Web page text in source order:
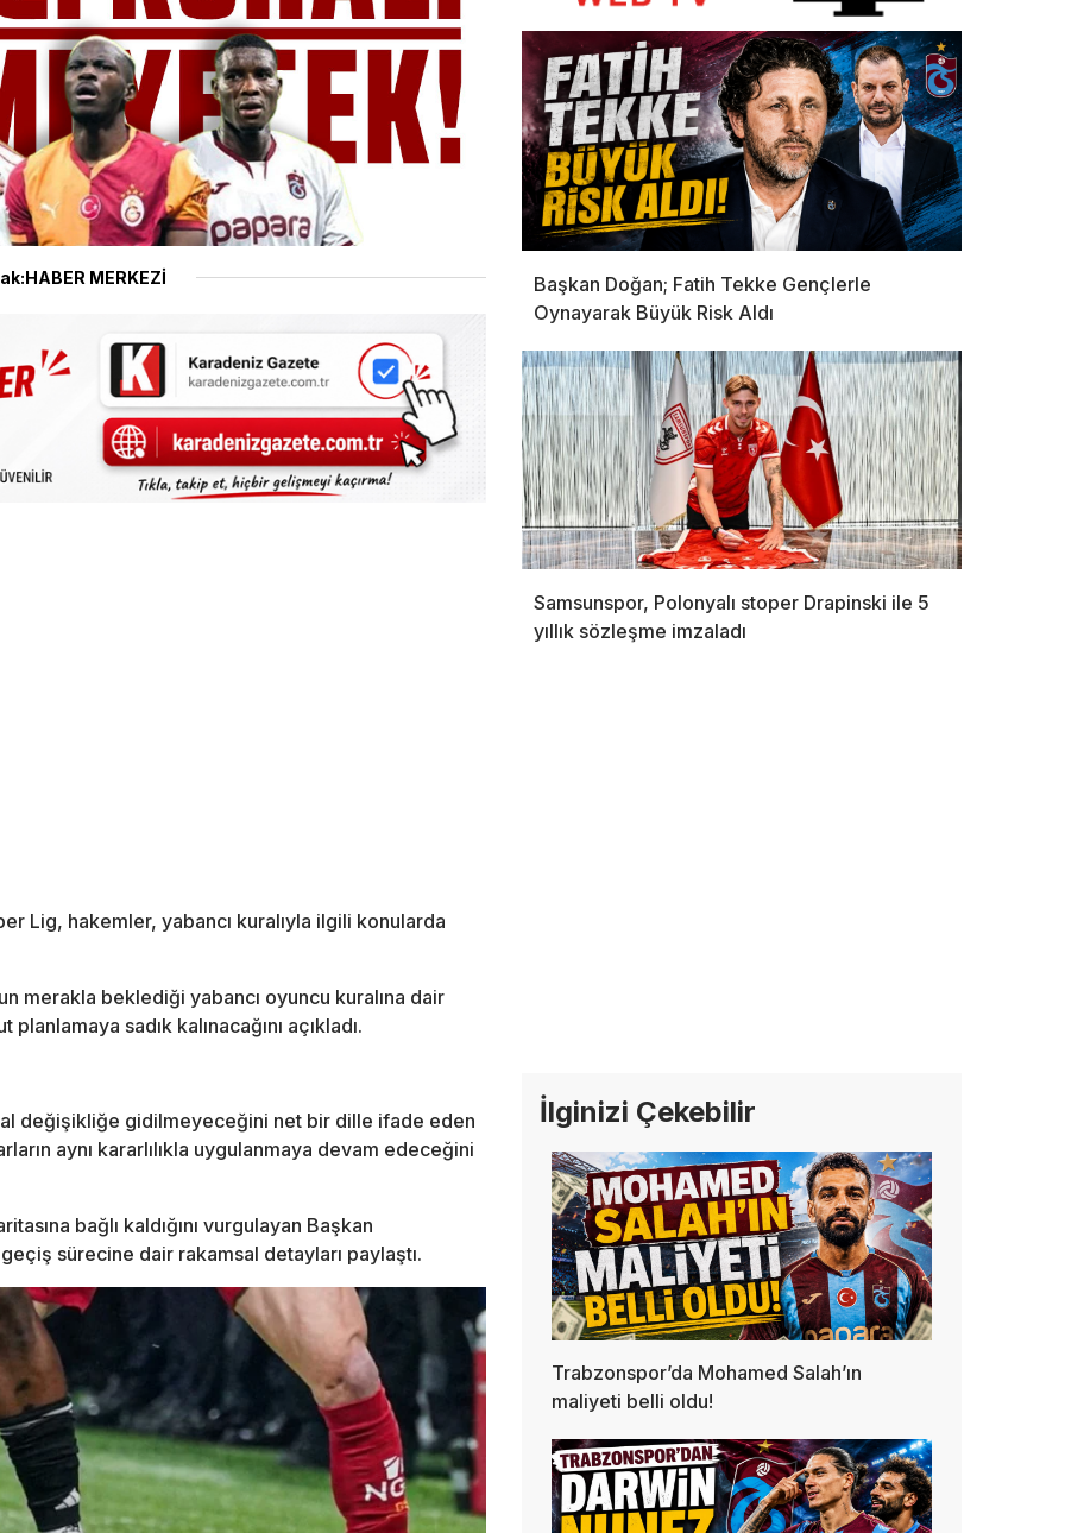
MERKEZİ
Lig, hakemler, yabancı kuralıyla ilgili konularda
merakla beklediği yabancı oyuncu kuralına dair
sadık kalınacağını açıkladı.
değişikliğe gidilmeyeceğini net bir dille ifade eden
aynı kararlılıkla uygulanmaya devam edeceğini
bağlı kaldığını vurgulayan Başkan
sürecine dair rakamsal detayları paylaştı.
Başkan Doğan; Fatih Tekke Gençlerle
Oynayarak Büyük Risk Aldı
Samsunspor, Polonyalı stoper Drapinski ile 5
yıllık sözleşme imzaladı
İlginizi Çekebilir
Trabzonspor’da Mohamed Salah’ın
maliyeti belli oldu!